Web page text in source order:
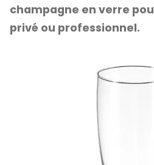
champagne en verre
privé ou professionnel.